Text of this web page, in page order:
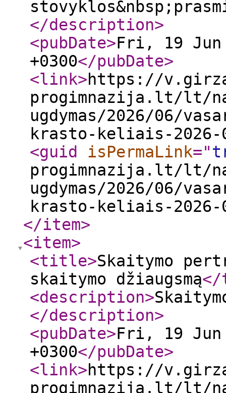
</description>
<pubDate>Fri, 19 Jun
+0300</pubDate>
<link>https://
progimnazija.lt/lt/
ugdymas/2026/06/
krasto-keliais-2026-
<guid
isPermaLink="
progimnazija.lt/lt/
ugdymas/2026/06/
krasto-keliais-2026-
</item>
<item>
<title>Skaitymo
skaitymo džiaugsmą
<description>
</description>
<pubDate>Fri, 19 Jun
+0300</pubDate>
<link>https://
progimnazija.lt/lt/